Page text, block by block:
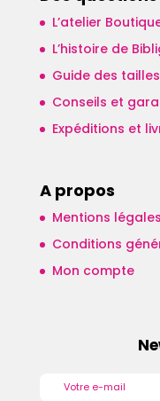
L’atelier
L’histoire de
Guide des tailles
Conseils et
Expéditions et
A propos
Mentions légales
Conditions
Mon compte